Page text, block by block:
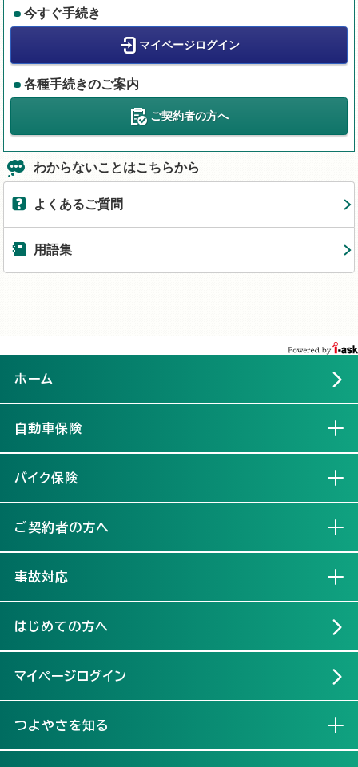
今すぐ手続き
マイページログイン
各種手続きのご案内
ご契約者の方へ
わからないことはこちらから
よくあるご質問
用語集
ホーム
自動車保険
バイク保険
ご契約者の方へ
事故対応
はじめての方へ
マイページログイン
つよやさを知る